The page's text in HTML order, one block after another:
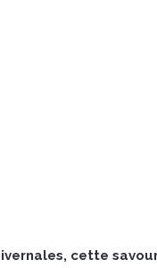
cette